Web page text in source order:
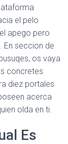
el pelo
apego pero
En seccion de
os vaya
concretes
diez portales
acerca
olda en ti.
Es